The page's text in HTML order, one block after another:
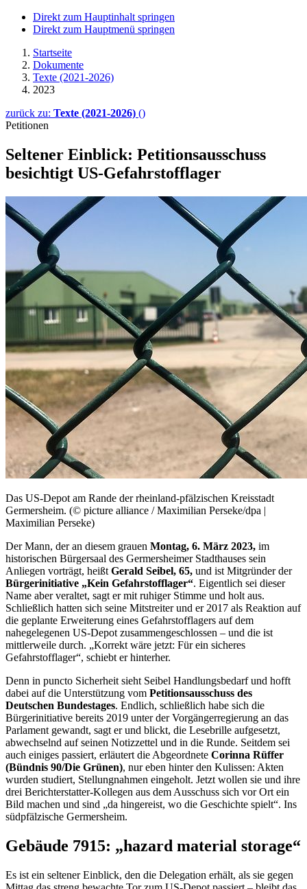
Direkt zum Hauptinhalt springen
Direkt zum Hauptmenü springen
Startseite
Dokumente
Texte (2021-2026)
2023
zurück zu: Texte (2021-2026) ()
Petitionen
Seltener Einblick: Petitionsausschuss
besichtigt US-Gefahrstofflager
Das US-Depot am Rande der rheinland-pfälzischen Kreisstadt
Germersheim. (© picture alliance / Maximilian Perseke/dpa |
Maximilian Perseke)
Der Mann, der an diesem grauen Montag, 6. März 2023, im
historischen Bürgersaal des Germersheimer Stadthauses sein
Anliegen vorträgt, heißt Gerald Seibel, 65, und ist Mitgründer der
Bürgerinitiative „Kein Gefahrstofflager“. Eigentlich sei dieser
Name aber veraltet, sagt er mit ruhiger Stimme und holt aus.
Schließlich hatten sich seine Mitstreiter und er 2017 als Reaktion auf
die geplante Erweiterung eines Gefahrstofflagers auf dem
nahegelegenen US-Depot zusammengeschlossen – und die ist
mittlerweile durch. „Korrekt wäre jetzt: Für ein sicheres
Gefahrstofflager“, schiebt er hinterher.
Denn in puncto Sicherheit sieht Seibel Handlungsbedarf und hofft
dabei auf die Unterstützung vom Petitionsausschuss des
Deutschen Bundestages. Endlich, schließlich habe sich die
Bürgerinitiative bereits 2019 unter der Vorgängerregierung an das
Parlament gewandt, sagt er und blickt, die Lesebrille aufgesetzt,
abwechselnd auf seinen Notizzettel und in die Runde. Seitdem sei
auch einiges passiert, erläutert die Abgeordnete Corinna Rüffer
(Bündnis 90/Die Grünen), nur eben hinter den Kulissen: Akten
wurden studiert, Stellungnahmen eingeholt. Jetzt wollen sie und ihre
drei Berichterstatter-Kollegen aus dem Ausschuss sich vor Ort ein
Bild machen und sind „da hingereist, wo die Geschichte spielt“. Ins
südpfälzische Germersheim.
Gebäude 7915: „hazard material storage“
Es ist ein seltener Einblick, den die Delegation erhält, als sie gegen